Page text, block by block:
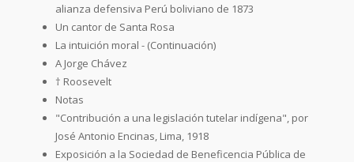
alianza defensiva Perú boliviano de 1873
Un cantor de Santa Rosa
La intuición moral - (Continuación)
A Jorge Chávez
† Roosevelt
Notas
"Contribución a una legislación tutelar indígena", por
José Antonio Encinas, Lima, 1918
Exposición a la Sociedad de Beneficencia Pública de